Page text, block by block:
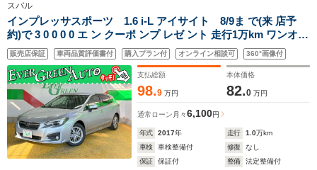
スバル
インプレッサスポーツ 1.6 i-L アイサイト 8/9ま で(来 店予
約)で 3 0 0 0 0 エ ン クーポ ンプ レゼ ント 走行1万km ワンオー
ナー 禁煙車 純正メモリナビ 衝突軽減ブレーキ バックカメラ
Bluetooth 車線逸脱警報
販売店保証 車両品質評価書付 購入プラン付 オンライン相談可 360°画像付
支払総額
98.9 万円
本体価格
82.0 万円
通常ローン 月々6,100円
年式 2017年 走行 1.0万km
車検
車検整備付 修復
なし
保証
保証付 整備
法定整備付